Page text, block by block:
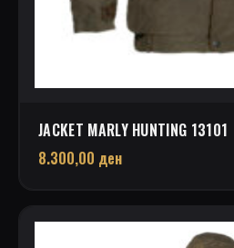
JACKET MARLY HUNTING 13101
8.300,00 ден